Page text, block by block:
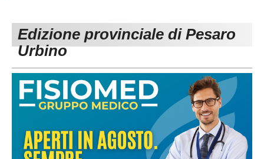
Carica la tua Rosa
1^ CATEGORIA
3^ CATEGORIA
GIOVANILI
Edizione provinciale di Pesaro
Urbino